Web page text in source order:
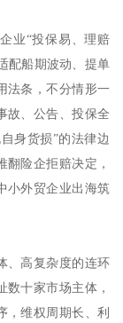
业“投保易、理赔
配船期波动、提单
法条，不分情形一
故、公告、投保全
身货损”的法律边
险企拒赔决定，
小外贸企业出海筑
、高复杂度的连环
十家市场主体，
，维权周期长、利